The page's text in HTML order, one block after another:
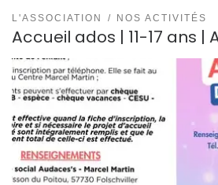
L'ASSOCIATION NOS ACTIVITÉS
Accueil ados | 11-17 ans |